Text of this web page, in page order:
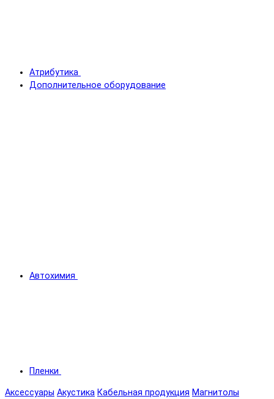
Атрибутика
Дополнительное оборудование
Автохимия
Пленки
Аксессуары Акустика Кабельная продукция Магнитолы